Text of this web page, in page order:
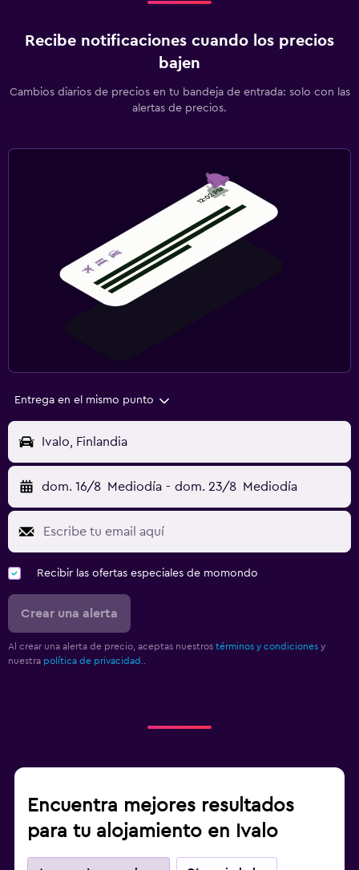
Recibe notificaciones cuando los precios
bajen
Cambios diarios de precios en tu bandeja de entrada: solo con las
alertas de precios.
Entrega en el mismo punto
Ivalo, Finlandia
dom. 16/8 Mediodía - dom. 23/8 Mediodía
Recibir las ofertas especiales de momondo
Crear una alerta
Al crear una alerta de precio, aceptas nuestros términos y condiciones y
nuestra política de privacidad..
Encuentra mejores resultados
para tu alojamiento en Ivalo